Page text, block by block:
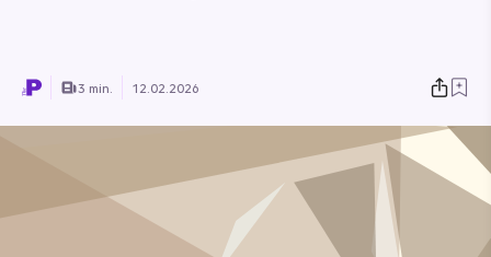
3 min. 12.02.2026